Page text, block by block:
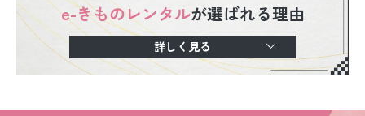
e-きものレンタルが選ばれる理由
詳しく見る